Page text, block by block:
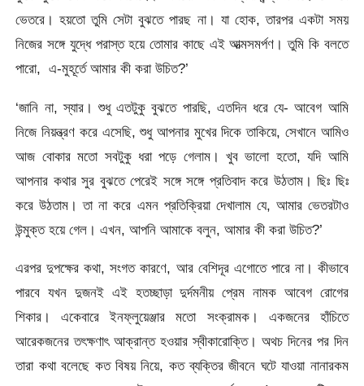
ভেতরে। হয়তো তুমি সেটা বুঝতে পারছ না। যা হোক, তারপর একটা সময়
নিজের সঙ্গে যুদ্ধে পরাস্ত হয়ে তোমার কাছে এই আত্মসমর্পণ। তুমি কি বলতে
পারো, এ-মুহূর্তে আমার কী করা উচিত?’
‘জানি না, স্যার। শুধু এতটুকু বুঝতে পারছি, এতদিন ধরে যে- আবেগ আমি
নিজে নিয়ন্ত্রণ করে এসেছি, শুধু আপনার মুখের দিকে তাকিয়ে, সেখানে আমিও
আজ বোকার মতো সবটুকু ধরা পড়ে গেলাম। খুব ভালো হতো, যদি আমি
আপনার কথার সুর বুঝতে পেরেই সঙ্গে সঙ্গে প্রতিবাদ করে উঠতাম। ছিঃ ছিঃ
করে উঠতাম। তা না করে এমন প্রতিক্রিয়া দেখালাম যে, আমার ভেতরটাও
উন্মুক্ত হয়ে গেল। এখন, আপনি আমাকে বলুন, আমার কী করা উচিত?’
এরপর দুপক্ষের কথা, সংগত কারণে, আর বেশিদূর এগোতে পারে না। কীভাবে
পারবে যখন দুজনই এই হতচ্ছাড়া দুর্দমনীয় প্রেম নামক আবেগ রোগের
শিকার। একেবারে ইনফ্লুয়েঞ্জার মতো সংক্রামক। একজনের হাঁচিতে
আরেকজনের তৎক্ষণাৎ আক্রান্ত হওয়ার স্বীকারোক্তি। অথচ দিনের পর দিন
তারা কথা বলেছে কত বিষয় নিয়ে, কত ব্যক্তির জীবনে ঘটে যাওয়া নানারকম